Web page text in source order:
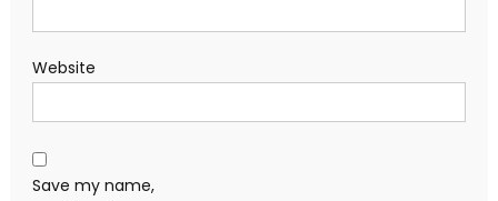
Website
Save my name,